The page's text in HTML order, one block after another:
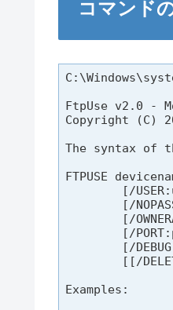
コマンド
FtpUse v2.0 -
Copyright (C)
The syntax of
FTPUSE
[/
[/
[/
[/
[/
[[/
Examples: